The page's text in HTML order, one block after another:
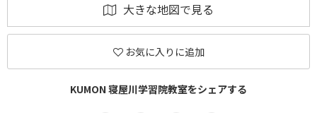
大きな地図で見る
お気に入りに追加
KUMON 寝屋川学習院教室をシェアする